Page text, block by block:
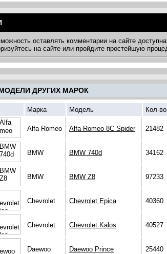
оставлять комментарии на сайте
на сайте или пройдите простейшую
ДРУГИХ МАРОК
Марка Модель Кол-
Alfa Romeo Alfa Romeo 8C Spider 21482
BMW BMW 740d 34162
BMW BMW Z8 97233
Chevrolet Chevrolet Epica 40360
Chevrolet Chevrolet Kalos 40527
Daewoo Daewoo Prince 25440